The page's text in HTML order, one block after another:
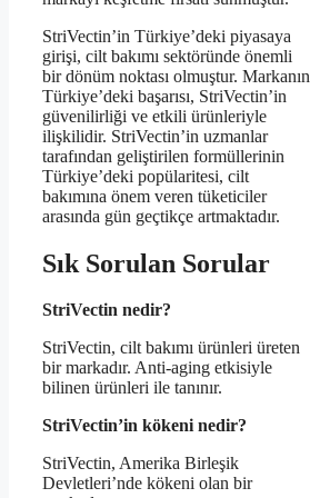
StriVectin’in Türkiye’deki piyasaya
girişi, cilt bakımı sektöründe önemli
bir dönüm noktası olmuştur. Markanın
Türkiye’deki başarısı, StriVectin’in
güvenilirliği ve etkili ürünleriyle
ilişkilidir. StriVectin’in uzmanlar
tarafından geliştirilen formüllerinin
Türkiye’deki popülaritesi, cilt
bakımına önem veren tüketiciler
arasında gün geçtikçe artmaktadır.
Sık Sorulan Sorular
StriVectin nedir?
StriVectin, cilt bakımı ürünleri üreten
bir markadır. Anti-aging etkisiyle
bilinen ürünleri ile tanınır.
StriVectin’in kökeni nedir?
StriVectin, Amerika Birleşik
Devletleri’nde kökeni olan bir